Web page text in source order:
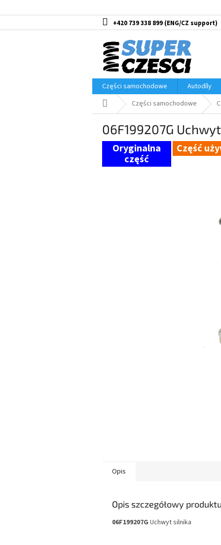
do
+420 739 338 899
Części samochodowe
Autodíly
Home Części samochodowe
06F199207G
Część
Opis
Opis szczegółowy
06F199207G Uchwyt silnika